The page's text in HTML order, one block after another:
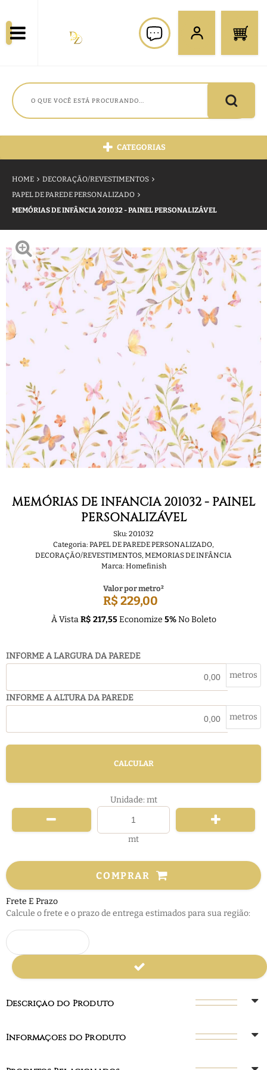
CATEGORIAS
HOME
DECORAÇÃO/REVESTIMENTOS
PAPEL DE PAREDE PERSONALIZADO
MEMÓRIAS DE INFÂNCIA 201032 - PAINEL PERSONALIZÁVEL
MEMÓRIAS DE INFÂNCIA 201032 - PAINEL
PERSONALIZÁVEL
Sku: 201032
Categoria: PAPEL DE PAREDE PERSONALIZADO,
DECORAÇÃO/REVESTIMENTOS,MEMORIAS DE INFÂNCIA
Marca: Homefinish
Valor por metro²
R$ 229,00
À VistaR$ 217,55Economize 5%No Boleto
INFORME A LARGURA DA PAREDE
metros
INFORME A ALTURA DA PAREDE
metros
CALCULAR
Unidade: mt
mt
COMPRAR
Frete E Prazo
Calcule o frete e o prazo de entrega estimados para sua região:
Descrição do Produto
Informações do Produto